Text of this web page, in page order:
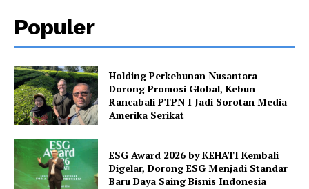
Populer
Holding Perkebunan Nusantara
Dorong Promosi Global, Kebun
Rancabali PTPN I Jadi Sorotan Media
Amerika Serikat
ESG Award 2026 by KEHATI Kembali
Digelar, Dorong ESG Menjadi Standar
Baru Daya Saing Bisnis Indonesia